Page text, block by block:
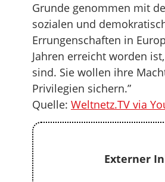
Grunde genommen mit
sozialen und
Errungenschaften in
Jahren erreicht worden
sind. Sie wollen ihre
Privilegien sichern.”
Quelle: Weltnetz.TV via
Externer